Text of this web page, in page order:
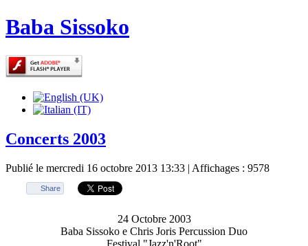
Baba Sissoko
Concerts 2003
Publié le mercredi 16 octobre 2013 13:33 | Affichages : 9578
Share
24 Octobre 2003
Baba Sissoko e Chris Joris Percussion Duo
Festival "Jazz'n'Root"